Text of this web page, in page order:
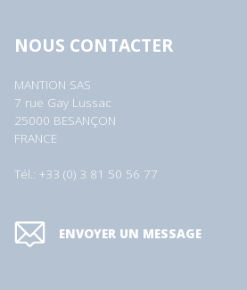
NOUS CONTACTER
MANTION SAS
7 rue Gay Lussac
25000 BESANÇON
FRANCE
Tél.: +33 (0) 3 81 50 56 77
ENVOYER UN MESSAGE